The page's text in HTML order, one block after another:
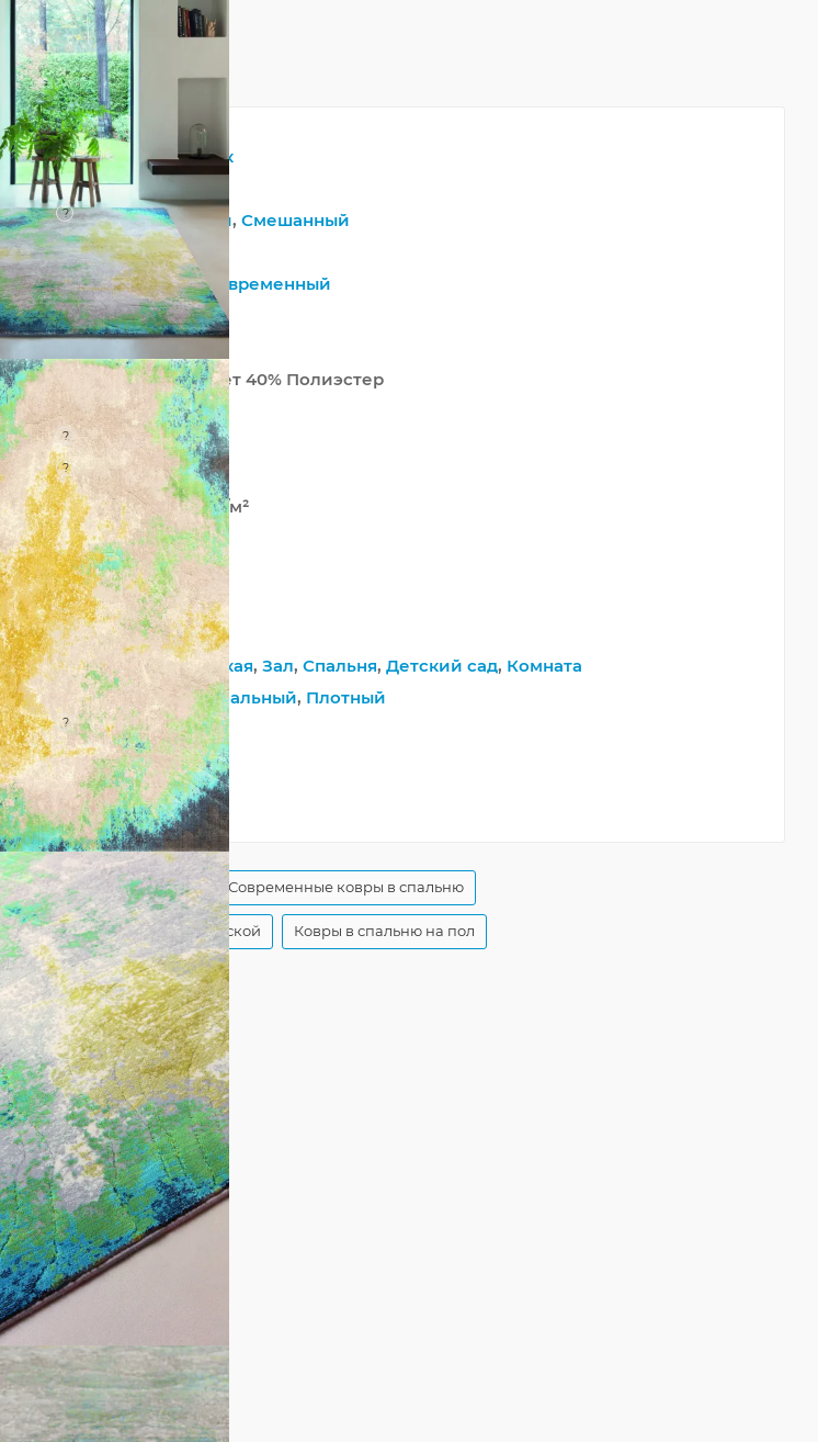
Прямоугольник
Мультиколор
? Синтетический, Смешанный
Полипропилен
Винтажный,Современный
Абстракция
Бельгия
60% ПП Хите-сет 40% Полиэстер
Машинный
?
Средний
?
Хит-сет
1 100 000 точек/м²
9,5 мм
2800 г/м²
Patina
41040 500
Гостиная,Детская, Зал, Спальня, Детский сад, Комната
На пол, Оригинальный, Плотный
?
Джутовая
280
390
ковры в гостиную Современные ковры в спальню
Оригинальные ковры для детской Ковры в спальню на пол